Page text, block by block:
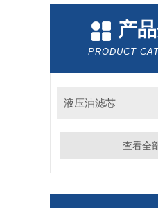
产
PRODUCT
液压油滤芯
查看全